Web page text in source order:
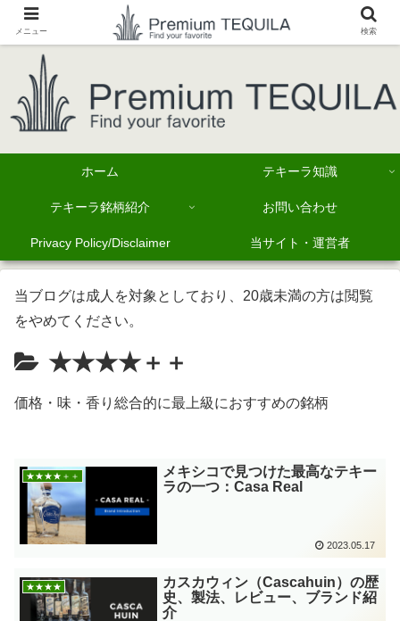
ホーム テキーラ知識
テキーラ銘柄紹介 お問い合わせ
Privacy Policy/Disclaimer 当サイト・運営者
当ブログは成人を対象としており、20歳未満の方は閲覧
をやめてください。
★★★★＋＋
価格・味・香り総合的に最上級におすすめの銘柄
★★★★＋＋
メキシコで見つけた最高なテキー
ラの一つ：Casa Real
2023.05.17
★★★★
カスカウィン（Cascahuin）の歴
史、製法、レビュー、ブランド紹
介
メニュー 検索